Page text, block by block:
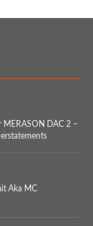
MERASON DAC 2 –
Aka MC